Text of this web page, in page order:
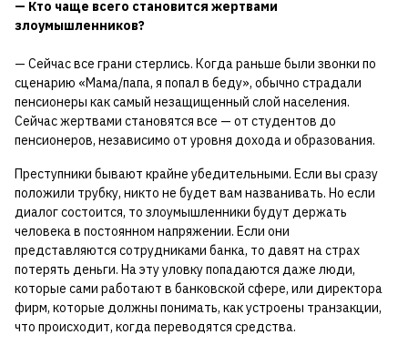
— Кто чаще всего становится жертвами
злоумышленников?
— Сейчас все грани стерлись. Когда раньше были звонки по
сценарию «Мама/папа, я попал в беду», обычно страдали
пенсионеры как самый незащищенный слой населения.
Сейчас жертвами становятся все — от студентов до
пенсионеров, независимо от уровня дохода и образования.
Преступники бывают крайне убедительными. Если вы сразу
положили трубку, никто не будет вам названивать. Но если
диалог состоится, то злоумышленники будут держать
человека в постоянном напряжении. Если они
представляются сотрудниками банка, то давят на страх
потерять деньги. На эту уловку попадаются даже люди,
которые сами работают в банковской сфере, или директора
фирм, которые должны понимать, как устроены транзакции,
что происходит, когда переводятся средства.